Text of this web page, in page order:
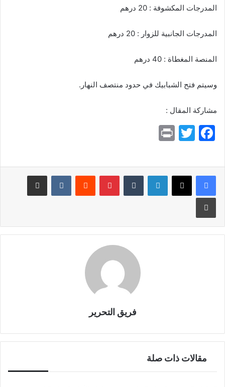
المدرجات المكشوفة : 20 درهم
المدرجات الجانبية للزوار : 20 درهم
المنصة المغطاة : 40 درهم
وسيتم فتح الشبابيك في حدود منتصف النهار.
مشاركة المقال :
F
c
e
b
o
o
T
itt
er
t
لينكدإن بينتيريست مشاركة عبر البريد
طباعة
فريق التحرير
مقالات ذات صلة